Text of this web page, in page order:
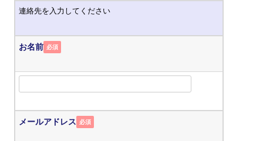
連絡先を入力してください
お名前 必須
メールアドレス 必須